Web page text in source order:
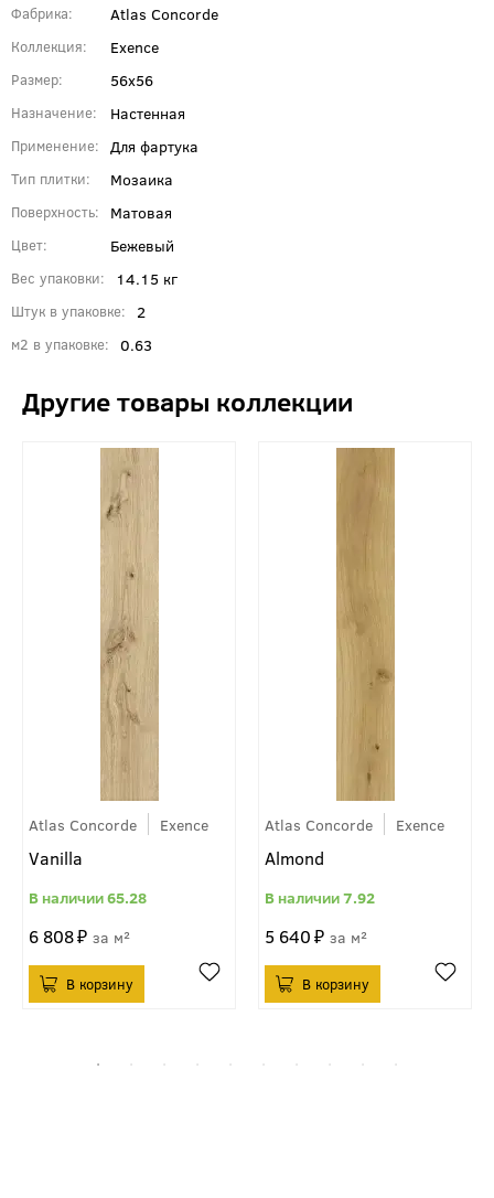
Фабрика Atlas Concorde
Коллекция Exence
Размер 56x56
Назначение Настенная
Применение Для фартука
Тип плитки Мозаика
Поверхность Матовая
Цвет Бежевый
Вес упаковки 14.15 кг
Штук в упаковке 2
м2 в упаковке 0.63
Atlas Concorde Exence
Vanilla
65.28
6 808 м²
Atlas Concorde Exence
Almond
7.92
5 640 м²